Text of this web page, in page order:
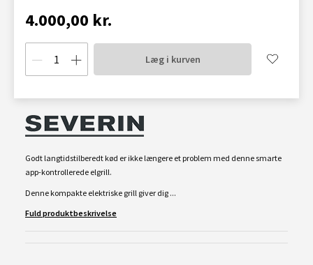
4.000,00 kr.
Læg i kurven
Godt langtidstilberedt kød er ikke længere et problem med denne smarte
app-kontrollerede elgrill.
Denne kompakte elektriske grill giver dig ...
Fuld produktbeskrivelse